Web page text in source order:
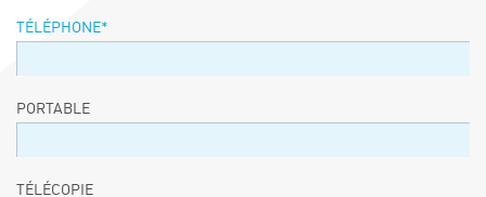
TÉLÉPHONE*
PORTABLE
TÉLÉCOPIE